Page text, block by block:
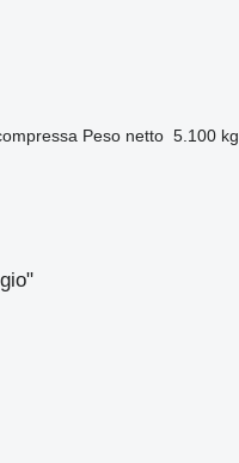
Peso netto 5.100 kg